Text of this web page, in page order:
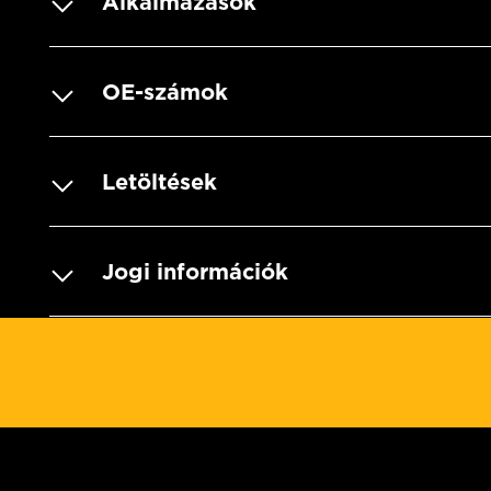
OE-számok
Letöltések
Jogi információk